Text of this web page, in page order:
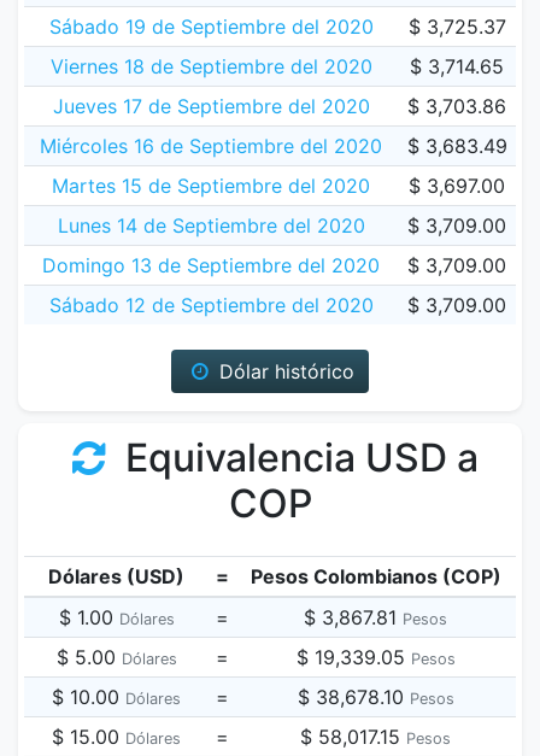
Sábado 19 de Septiembre del 2020
$ 3,725.37
Viernes 18 de Septiembre del 2020
$ 3,714.65
Jueves 17 de Septiembre del 2020
$ 3,703.86
Miércoles 16 de Septiembre del 2020
$ 3,683.49
Martes 15 de Septiembre del 2020
$ 3,697.00
Lunes 14 de Septiembre del 2020
$ 3,709.00
Domingo 13 de Septiembre del 2020
$ 3,709.00
Sábado 12 de Septiembre del 2020
$ 3,709.00
Dólar histórico
Equivalencia USD a
COP
Dólares (USD) =
Pesos Colombianos (COP)
$ 1.00 Dólares = $ 3,867.81 Pesos
$ 5.00 Dólares = $ 19,339.05 Pesos
$ 10.00 Dólares = $ 38,678.10 Pesos
$ 15.00 Dólares = $ 58,017.15 Pesos